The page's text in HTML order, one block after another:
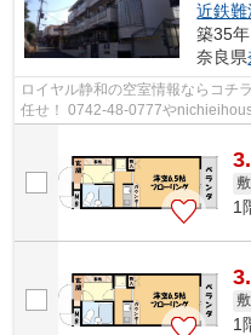
近鉄
築35
奈良県
ロイヤル静和の空室情報ならコチ
任せ！ 0742-48-0777や
1
1